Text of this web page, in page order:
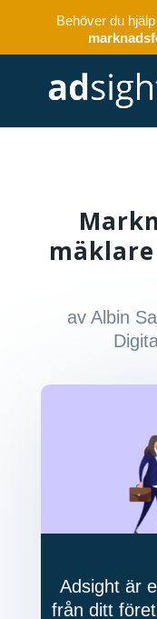
Behöver du
avAlbin
Adsight är
från ditt